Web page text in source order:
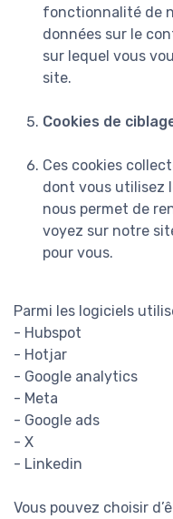
fonctionnalité de
données sur le
sur lequel vous
site.
Cookies de
Ces cookies
dont vous utilisez
nous permet de
voyez sur notre
pour vous.
Parmi les logiciels
- Hubspot
- Hotjar
- Google analytics
- Meta
- Google ads
- X
- Linkedin
Vous pouvez choisir